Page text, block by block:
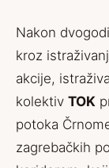
Nakon
kroz
akcije,
kolektiv TOK
potoka
zagrebačkih